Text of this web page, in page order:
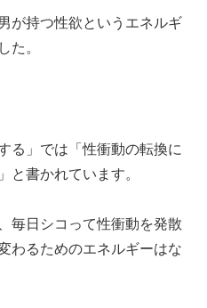
が持つ性欲というエネルギ
た。
る」では「性衝動の転換に
と書かれています。
毎日シコって性衝動を発散
わるためのエネルギーはな